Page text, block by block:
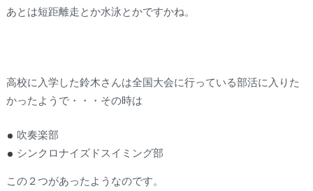
あとは短距離走とか水泳とかですかね。
高校に入学した鈴木さんは全国大会に行っている部活に入りた
かったようで・・・その時は
吹奏楽部
シンクロナイズドスイミング部
この２つがあったようなのです。